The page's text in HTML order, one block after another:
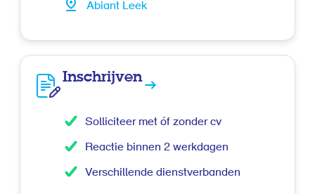
Abiant Leek
Inschrijven
Solliciteer met óf zonder cv
Reactie binnen 2 werkdagen
Verschillende dienstverbanden